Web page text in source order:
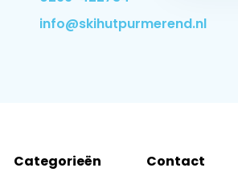
info@skihutpurmerend.nl
Categorieën Contact